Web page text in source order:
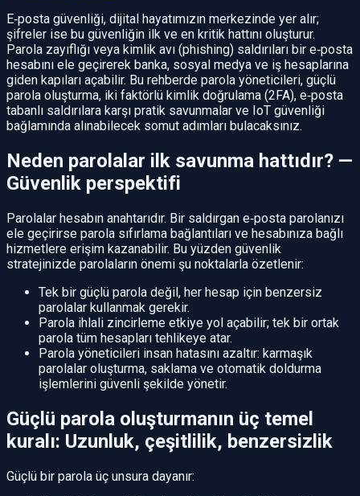
E‑posta güvenliği, dijital hayatımızın merkezinde yer alır;
şifreler ise bu güvenliğin ilk ve en kritik hattını oluşturur.
Parola zayıflığı veya kimlik avı (phishing) saldırıları bir e‑posta
hesabını ele geçirerek banka, sosyal medya ve iş hesaplarına
giden kapıları açabilir. Bu rehberde parola yöneticileri, güçlü
parola oluşturma, iki faktörlü kimlik doğrulama (2FA), e‑posta
tabanlı saldırılara karşı pratik savunmalar ve IoT güvenliği
bağlamında alınabilecek somut adımları bulacaksınız.
Neden parolalar ilk savunma hattıdır? —
Güvenlik perspektifi
Parolalar hesabın anahtarıdır. Bir saldırgan e‑posta parolanızı
ele geçirirse parola sıfırlama bağlantıları ve hesabınıza bağlı
hizmetlere erişim kazanabilir. Bu yüzden güvenlik
stratejinizde parolaların önemi şu noktalarla özetlenir:
Tek bir güçlü parola değil, her hesap için benzersiz
parolalar kullanmak gerekir.
Parola ihlali zincirleme etkiye yol açabilir; tek bir ortak
parola tüm hesapları tehlikeye atar.
Parola yöneticileri insan hatasını azaltır: karmaşık
parolalar oluşturma, saklama ve otomatik doldurma
işlemlerini güvenli şekilde yönetir.
Güçlü parola oluşturmanın üç temel
kuralı: Uzunluk, çeşitlilik, benzersizlik
Güçlü bir parola üç unsura dayanır: